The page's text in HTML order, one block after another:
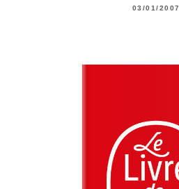
03/01/2007